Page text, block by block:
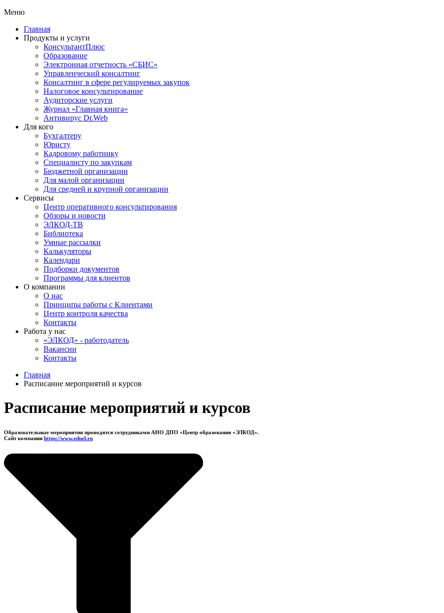
Меню
Главная
Продукты и услуги
КонсультантПлюс
Образование
Электронная отчетность «СБИС»
Управленческий консалтинг
Консалтинг в сфере регулируемых закупок
Налоговое консультирование
Аудиторские услуги
Журнал «Главная книга»
Антивирус Dr.Web
Для кого
Бухгалтеру
Юристу
Кадровому работнику
Специалисту по закупкам
Бюджетной организации
Для малой организации
Для средней и крупной организации
Сервисы
Центр оперативного консультирования
Обзоры и новости
ЭЛКОД-ТВ
Библиотека
Умные рассылки
Калькуляторы
Календари
Подборки документов
Программы для клиентов
О компании
О нас
Принципы работы с Клиентами
Центр контроля качества
Контакты
Работа у нас
«ЭЛКОД» - работодатель
Вакансии
Контакты
Главная
Расписание мероприятий и курсов
Расписание мероприятий и курсов
Образовательные мероприятия проводятся сотрудниками АНО ДПО «Центр образования «ЭЛКОД».
Сайт компании https://www.eduel.ru